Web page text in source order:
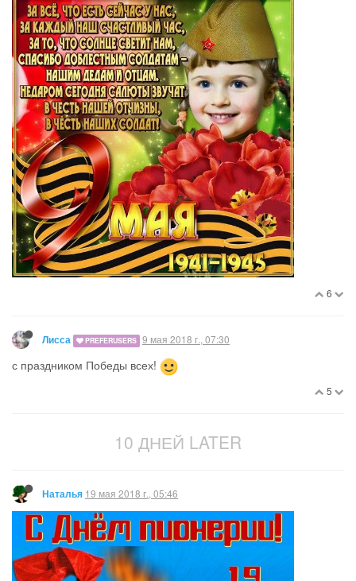
6
Лисса PREFERUSERS 9 мая 2018 г., 07:30
с праздником Победы всех!
5
10 ДНЕЙ LATER
Наталья 19 мая 2018 г., 05:46